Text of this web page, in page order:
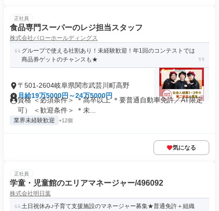
正社員
食品専門スーパーのレジ担当スタッフ
株式会社バローホールディングス
グループで使える社割あり！未経験歓迎！年1回のコンテストでは
商品券ゲットのチャンスも★
〒501-2604岐阜県関市武芸川町高野
月給19万5000円～24万5000円
資格 ＜必須条件＞ ＊高卒以上 ＊要普通自動車免許／AT限定
可） ＜歓迎条件＞ ＊未...
業界未経験歓迎 +12個
気になる
正社員
学童・児童館のエリアマネージャー/496092
株式会社明日葉
土日祝休み♪子育て支援施設のマネージャー募集★普通免許＋組織